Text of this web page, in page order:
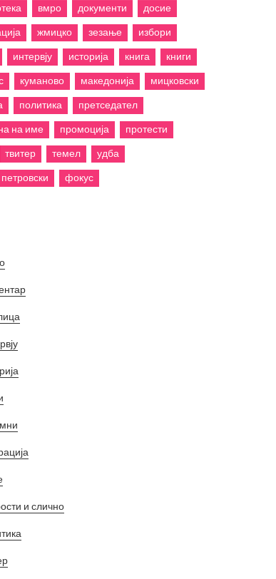
вмро документи
досие
жмицко зезање
избори
интервју историја книга
книги
куманово македонија
мицковски
политика
претседател
на име
промоција
протести
твитер темел
удба
фокус
и слично